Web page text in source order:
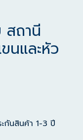
สถานี
นและหัว
กันสินค้า 1-3 ปี